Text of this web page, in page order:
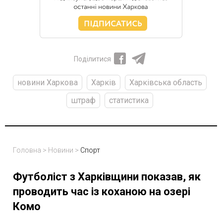
Поділитися
новини Харкова Харків
Харківська область
штраф
статистика
Головна > Новини > Спорт
Футболіст з Харківщини показав, як
проводить час із коханою на озері
Комо